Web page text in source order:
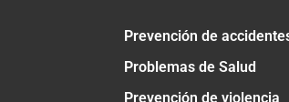
Prevención de
Problemas de Salud
Prevención de violencia